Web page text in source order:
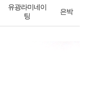
유광라미네이
팅
은박